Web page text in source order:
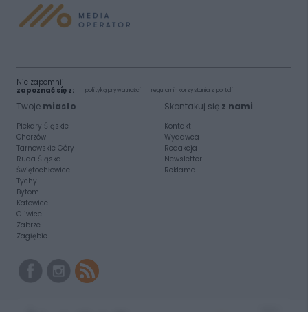
Nie zapomnij
zapoznać się z:
polityką prywatności regulamin korzystania z portali
Twoje miasto
Piekary Śląskie
Chorzów
Tarnowskie Góry
Ruda Śląska
Świętochłowice
Tychy
Bytom
Katowice
Gliwice
Zabrze
Zagłębie
Skontakuj się z nami
Kontakt
Wydawca
Redakcja
Newsletter
Reklama